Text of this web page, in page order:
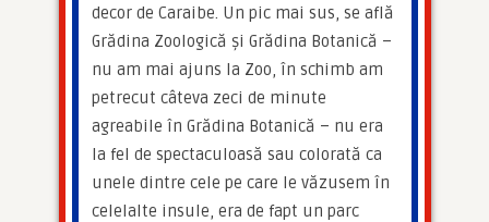
decor de Caraibe. Un pic mai sus, se află
Grădina Zoologică și Grădina Botanică –
nu am mai ajuns la Zoo, în schimb am
petrecut câteva zeci de minute
agreabile în Grădina Botanică – nu era
la fel de spectaculoasă sau colorată ca
unele dintre cele pe care le văzusem în
celelalte insule, era de fapt un parc